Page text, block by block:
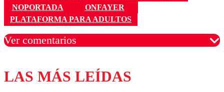
NOPORTADA
ONFAYER
PLATAFORMA PARA ADULTOS
Ver comentarios
Los comentarios son moderados para garantizar un
diálogo respetuoso.
LAS MÁS LEÍDAS